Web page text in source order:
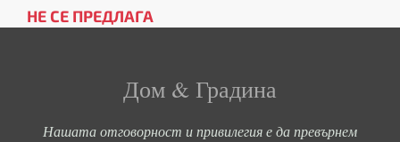
НЕ СЕ ПРЕДЛАГА
Дом & Градина
Нашата отговорност и привилегия е да превърнем